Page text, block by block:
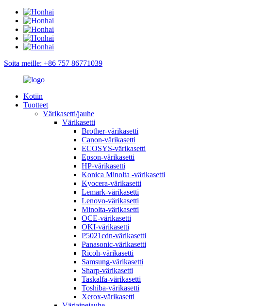
Soita meille: +86 757 86771039
Kotiin
Tuotteet
Värikasetti/jauhe
Värikasetti
Brother-värikasetti
Canon-värikasetti
ECOSYS-värikasetti
Epson-värikasetti
HP-värikasetti
Konica Minolta -värikasetti
Kyocera-värikasetti
Lemark-värikasetti
Lenovo-värikasetti
Minolta-värikasetti
OCE-värikasetti
OKI-värikasetti
P5021cdn-värikasetti
Panasonic-värikasetti
Ricoh-värikasetti
Samsung-värikasetti
Sharp-värikasetti
Taskalfa-värikasetti
Toshiba-värikasetti
Xerox-värikasetti